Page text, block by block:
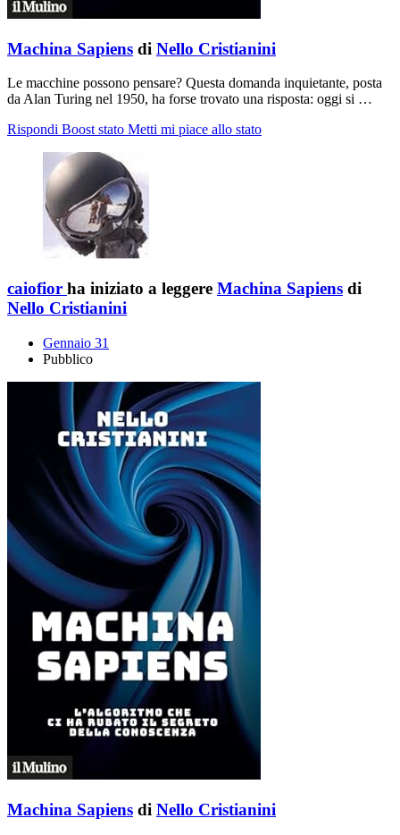
Machina Sapiens di Nello Cristianini
Le macchine possono pensare? Questa domanda inquietante, posta
da Alan Turing nel 1950, ha forse trovato una risposta: oggi si …
Rispondi Boost stato Metti mi piace allo stato
caiofior ha iniziato a leggere Machina Sapiens di
Nello Cristianini
Gennaio 31
Pubblico
Machina Sapiens di Nello Cristianini